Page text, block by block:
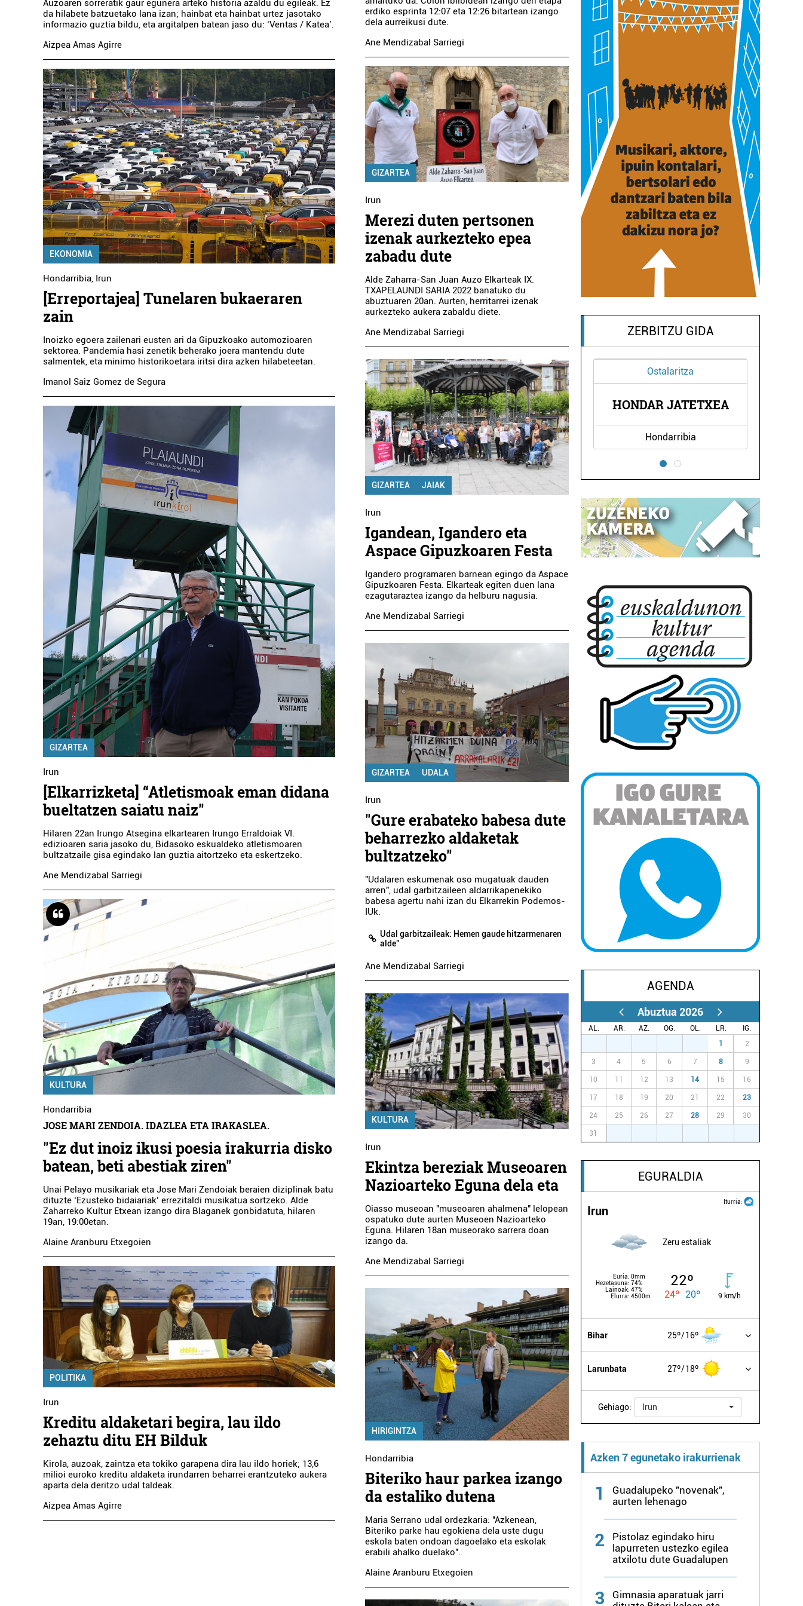
Auzoaren sorreratik gaur egunera arteko historia azaldu du egileak. Ez
da hilabete batzuetako lana izan; hainbat eta hainbat urtez jasotako
informazio guztia bildu, eta argitalpen batean jaso du: ‘Ventas / Katea’.
Aizpea Amas Agirre
EKONOMIA
Hondarribia, Irun
[Erreportajea] Tunelaren bukaeraren
zain
Inoizko egoera zailenari eusten ari da Gipuzkoako automozioaren
sektorea. Pandemia hasi zenetik beherako joera mantendu dute
salmentek, eta minimo historikoetara iritsi dira azken hilabeteetan.
Imanol Saiz Gomez de Segura
GIZARTEA
Irun
[Elkarrizketa] “Atletismoak eman didana
bueltatzen saiatu naiz"
Hilaren 22an Irungo Atsegina elkartearen Irungo Erraldoiak VI.
edizioaren saria jasoko du, Bidasoko eskualdeko atletismoaren
bultzatzaile gisa egindako lan guztia aitortzeko eta eskertzeko.
Ane Mendizabal Sarriegi
KULTURA
Hondarribia
JOSE MARI ZENDOIA. IDAZLEA ETA IRAKASLEA.
"Ez dut inoiz ikusi poesia irakurria disko
batean, beti abestiak ziren"
Unai Pelayo musikariak eta Jose Mari Zendoiak beraien diziplinak batu
dituzte ‘Ezusteko bidaiariak’ errezitaldi musikatua sortzeko. Alde
Zaharreko Kultur Etxean izango dira Blaganek gonbidatuta, hilaren
19an, 19:00etan.
Alaine Aranburu Etxegoien
POLITIKA
Irun
Kreditu aldaketari begira, lau ildo
zehaztu ditu EH Bilduk
Kirola, auzoak, zaintza eta tokiko garapena dira lau ildo horiek; 13,6
milioi euroko kreditu aldaketa irundarren beharrei erantzuteko aukera
aparta dela deritzo udal taldeak.
Aizpea Amas Agirre
erdiko esprinta 12:07 eta 12:26 bitartean izango
dela aurreikusi dute.
Ane Mendizabal Sarriegi
GIZARTEA
Irun
Merezi duten pertsonen
izenak aurkezteko epea
zabadu dute
Alde Zaharra-San Juan Auzo Elkarteak IX.
TXAPELAUNDI SARIA 2022 banatuko du
abuztuaren 20an. Aurten, herritarrei izenak
aurkezteko aukera zabaldu diete.
Ane Mendizabal Sarriegi
GIZARTEA JAIAK
Irun
Igandean, Igandero eta
Aspace Gipuzkoaren Festa
Igandero programaren barnean egingo da Aspace
Gipuzkoaren Festa. Elkarteak egiten duen lana
ezagutaraztea izango da helburu nagusia.
Ane Mendizabal Sarriegi
GIZARTEA UDALA
Irun
"Gure erabateko babesa dute
beharrezko aldaketak
bultzatzeko"
"Udalaren eskumenak oso mugatuak dauden
arren", udal garbitzaileen aldarrikapenekiko
babesa agertu nahi izan du Elkarrekin Podemos-
IUk.
Udal garbitzaileak: Hemen gaude hitzarmenaren
alde"
Ane Mendizabal Sarriegi
KULTURA
Irun
Ekintza bereziak Museoaren
Nazioarteko Eguna dela eta
Oiasso museoan "museoaren ahalmena" lelopean
ospatuko dute aurten Museoen Nazioarteko
Eguna. Hilaren 18an museorako sarrera doan
izango da.
Ane Mendizabal Sarriegi
HIRIGINTZA
Hondarribia
Biteriko haur parkea izango
da estaliko dutena
Maria Serrano udal ordezkaria: "Azkenean,
Biteriko parke hau egokiena dela uste dugu
eskola baten ondoan dagoelako eta eskolak
erabili ahalko duelako".
Alaine Aranburu Etxegoien
ZERBITZU GIDA
HONDAR JATETXEA
Hondarribia
Ikastetxeak
DON BOSCO IKASTETXEA
Errenteria-Orereta
Ostalaritza
HONDAR JATETXEA
Hondarribia
DON BOSCO
AGENDA
Abuztua 2026
AL. AR. AZ. OG. OL. LR.
IG.
1 2
3 4 5 6 7 8 9
10 11 12 13 14 15 16
17 18 19 20 21 22 23
24 25 26 27 28 29 30
31
EGURALDIA
Iturria:
Irun
Zeru estaliak
Euria: 0mm
Hezetasuna: 74%
Lainoak: 47%
Elurra: 4500m
22º
24º 20º 9 km/h
Bihar 25º 16º
Larunbata 27º 18º
Gehiago: Irun
Azken 7 egunetako irakurrienak
1
Guadalupeko "novenak",
aurten lehenago
2
Pistolaz egindako hiru
lapurreten ustezko egilea
atxilotu dute Guadalupen
3
Gimnasia aparatuak jarri